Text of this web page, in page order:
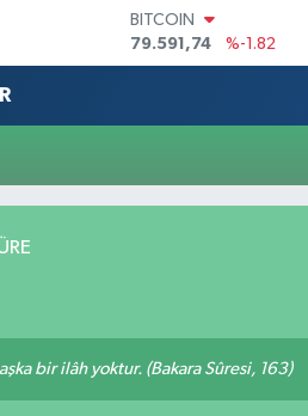
BITCOIN
79.591,74
%-1.82
DOLAR
61,60380
%0.18
bir ilâh yoktur. (Bakara Sûresi, 163)